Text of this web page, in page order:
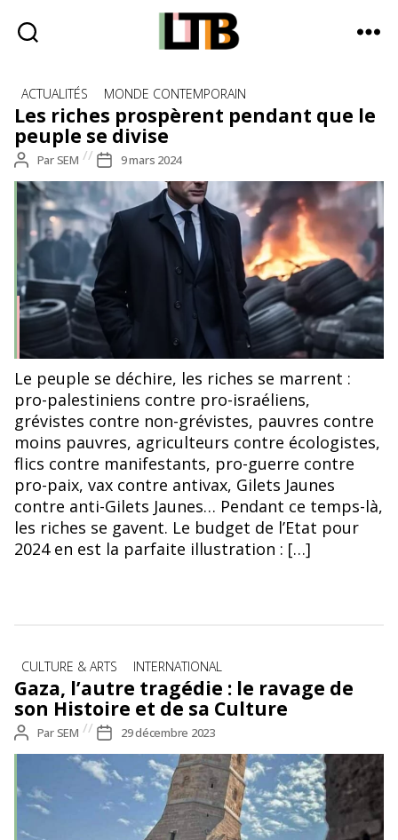
Tote
Bag
-
quotidienne
Catégories
ACTUALITÉS MONDE CONTEMPORAIN
Les riches prospèrent pendant que le
peuple se divise
Auteur
de
l’article
ParSEM
Date
de
l’article
9 mars 2024
Le peuple se déchire, les riches se marrent :
pro-palestiniens contre pro-israéliens,
grévistes contre non-grévistes, pauvres contre
moins pauvres, agriculteurs contre écologistes,
flics contre manifestants, pro-guerre contre
pro-paix, vax contre antivax, Gilets Jaunes
contre anti-Gilets Jaunes… Pendant ce temps-là,
les riches se gavent. Le budget de l’Etat pour
2024 en est la parfaite illustration : […]
Catégories
CULTURE & ARTS INTERNATIONAL
Gaza, l’autre tragédie : le ravage de
son Histoire et de sa Culture
Auteur
de
ParSEM
Date
de
l’article
29 décembre 2023